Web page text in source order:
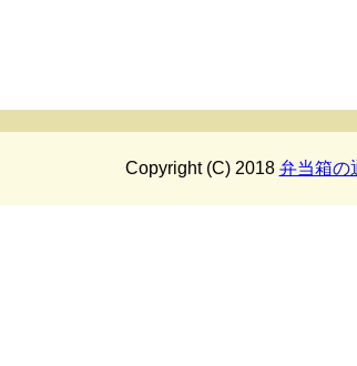
Copyright (C) 2018 弁当箱の